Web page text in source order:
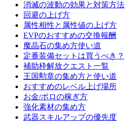
消滅の波動の効果と対策方法
回避の上げ方
属性相性と属性値の上げ方
EVPのおすすめの交換報酬
魔晶石の集め方使い道
定番装備セットは買うべき？
補助枠解放クエスト一覧
王国勲章の集め方と使い道
おすすめのレベル上げ場所
お金/ポロの稼ぎ方
強化素材の集め方
武器スキルアップの優先度